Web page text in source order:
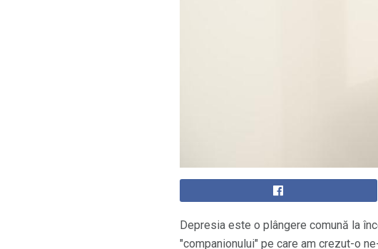
Depresia este o plângere comună la
"companionului" pe care am crezut-o